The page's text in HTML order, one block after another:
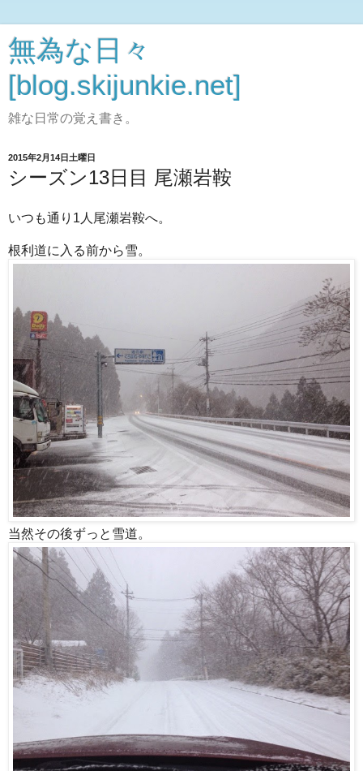
無為な日々
[blog.skijunkie.net]
雑な日常の覚え書き。
2015年2月14日土曜日
シーズン13日目 尾瀬岩鞍
いつも通り1人尾瀬岩鞍へ。
根利道に入る前から雪。
当然その後ずっと雪道。